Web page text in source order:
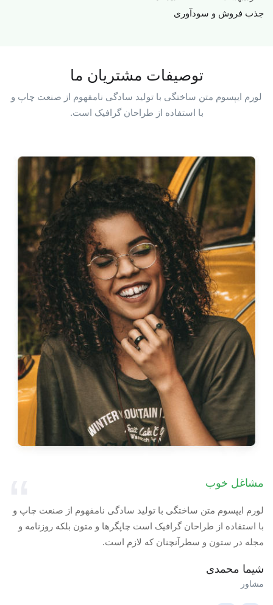
جذب فروش و سودآوری
توصیفات مشتریان ما
لورم ایپسوم متن ساختگی با تولید سادگی نامفهوم از صنعت چاپ و
با استفاده از طراحان گرافیک است.
مشاغل خوب
لورم ایپسوم متن ساختگی با تولید سادگی نامفهوم از صنعت چاپ و
با استفاده از طراحان گرافیک است چاپگرها و متون بلکه روزنامه و
مجله در ستون و سطرآنچنان که لازم است.
شیما محمدی
مشاور